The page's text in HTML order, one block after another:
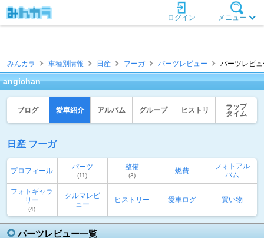
メニュー
ログイン
みんカラ 車種別情報 日産 フーガ パーツレビュー パーツレビ
angichan
ブログ 愛車紹介 アルバム グループ ヒストリ
ラップ
タイム
日産 フーガ
プロフィール パーツ
(11)
整備
(3)
燃費
フォトアル
バム
フォトギャラ
リー
(4)
クルマレビ
ュー
ヒストリー 愛車ログ 買い物
パーツレビュー一覧